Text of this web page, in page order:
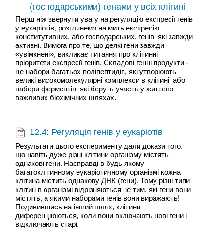
(господарськими) генами у всіх клітині
Перш ніж звернути увагу на регуляцію експресії генів
у еукаріотів, розглянемо на мить експресію
конститутивних, або господарських, генів, які завжди
активні. Вимога про те, що деякі гени завжди
«увімкнені», викликає питання про клітинні
пріоритети експресії генів. Складові генні продукти -
це набори багатьох поліпептидів, які утворюють
великі високомолекулярні комплекси в клітині, або
набори ферментів, які беруть участь у життєво
важливих біохімічних шляхах.
12.4: Регуляція генів у еукаріотів
Результати цього експерименту дали докази того,
що навіть дуже різні клітини організму містять
однакові гени. Насправді в будь-якому
багатоклітинному еукаріотичному організмі кожна
клітина містить однакову ДНК (гени). Тому різні типи
клітин в організмі відрізняються не тим, які гени вони
містять, а якими наборами генів вони виражають!
Подивившись на інший шлях, клітини
диференціюються, коли вони включають нові гени і
відключають старі.